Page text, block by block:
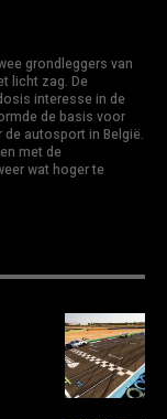
grondleggers van
licht zag. De
interesse in de
de basis voor
autosport in België.
met de
wat hoger te